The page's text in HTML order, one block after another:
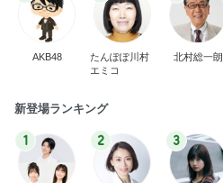
AKB48
たんぽぽ川村
エミコ
北村総一朗
新登場ランキング
1 2 3